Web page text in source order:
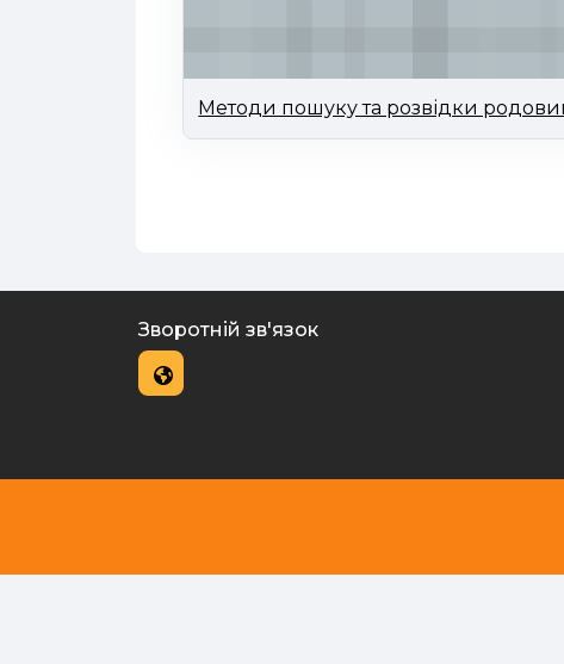
Методи пошуку та розвідки
Зворотній зв'язок